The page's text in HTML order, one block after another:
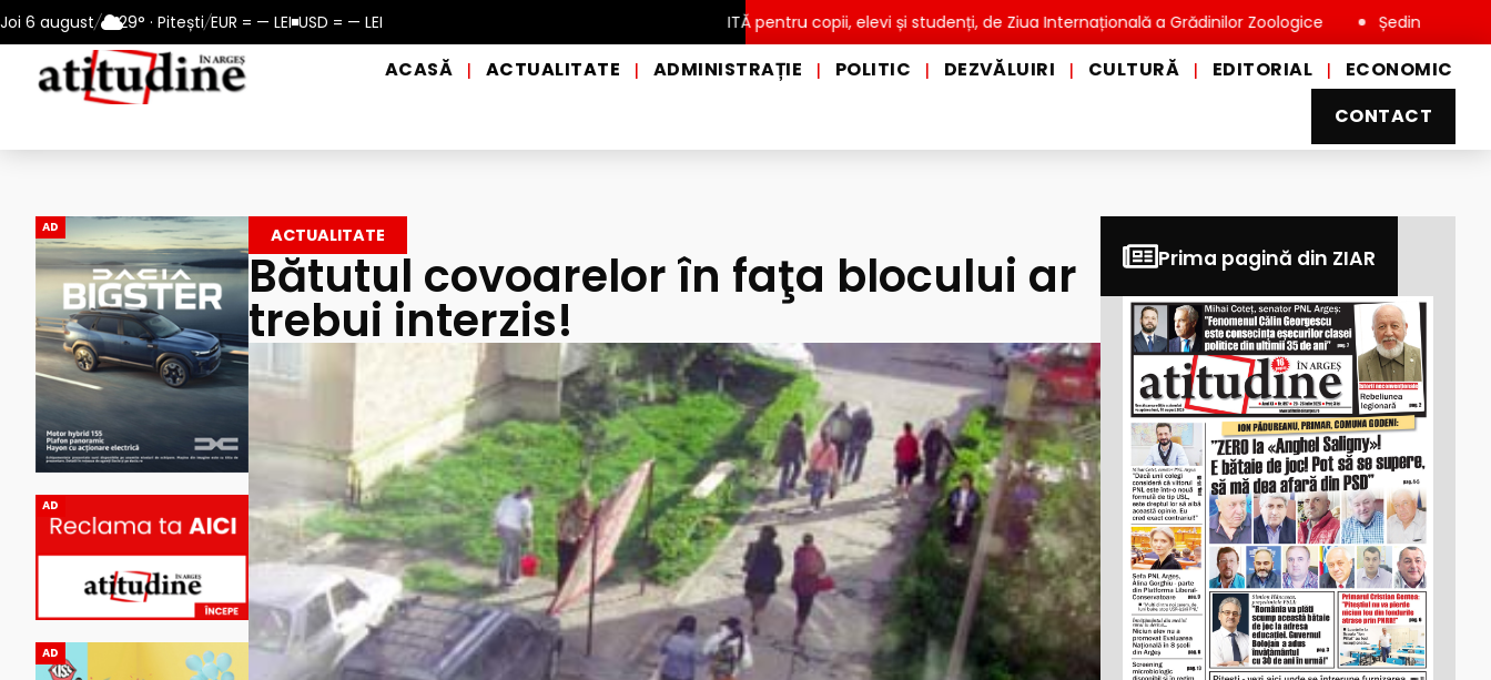
Joi 6 august/ 29° · Pitești/EUR = — LEI USD = — LEI
potabile, în perioadele de caniculă, în municipiul Pitești! Intrare GRATUITĂ pentru copii, elevi și studenți, de Ziua Internațională a Grădinilor Zoologice Ședință extraordinară la
ACASĂ | ACTUALITATE | ADMINISTRAȚIE | POLITIC | DEZVĂLUIRI | CULTURĂ | EDITORIAL |
ECONOMIC
CONTACT
AD
AD
AD
ACTUALITATE
Bătutul covoarelor în faţa blocului ar
trebui interzis!
Prima pagină din ZIAR